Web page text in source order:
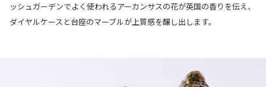
ッシュガーデンでよく使われるアーカンサスの花が英国の香りを伝え、
ダイヤルケースと台座のマーブルが上質感を醸し出します。